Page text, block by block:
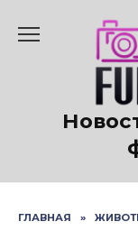
содержанию
ГЛАВНАЯ »